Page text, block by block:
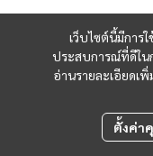
เว็บไซต์นี้มีการ
ประสบการณ์ที่ดีใน
อ่านรายละเอียดเพิ่
ตั้งค่า